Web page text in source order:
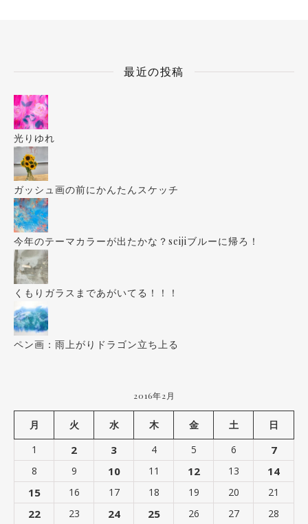
最近の投稿
光りゆれ
ガッシュ画の前にかんたんスケッチ
今年のテーマカラーが出たかな？seijiブルーに帰ろ！
くもりガラスまであがいてる！！！
ペン画：雨上がりドラゴン立ち上る
2016年2月
月 火 水 木 金 土
日
1
2 3 4 5 6 7
8 9 10 11 12 13
14
15
16 17 18 19 20 21
22 23 24 25 26 27 28